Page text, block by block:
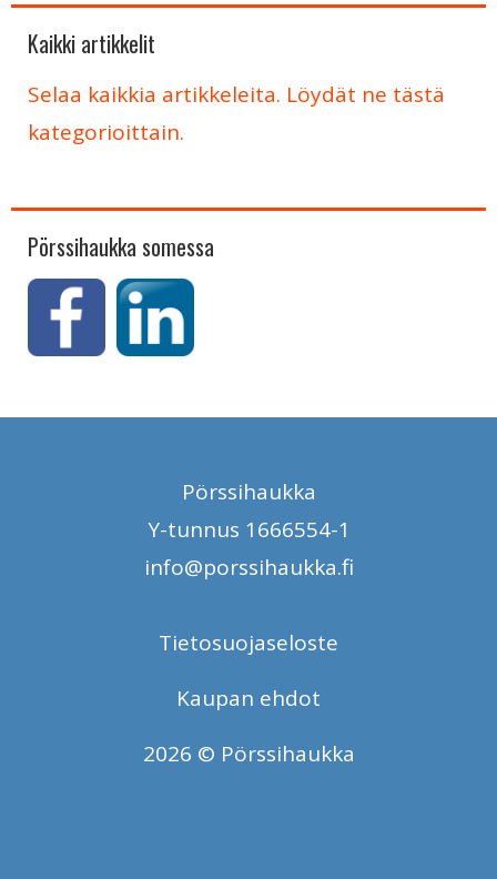
Kaikki artikkelit
Selaa kaikkia artikkeleita. Löydät ne tästä
kategorioittain.
Pörssihaukka somessa
Pörssihaukka
Y-tunnus 1666554-1
info@porssihaukka.fi
Tietosuojaseloste
Kaupan ehdot
2026 © Pörssihaukka